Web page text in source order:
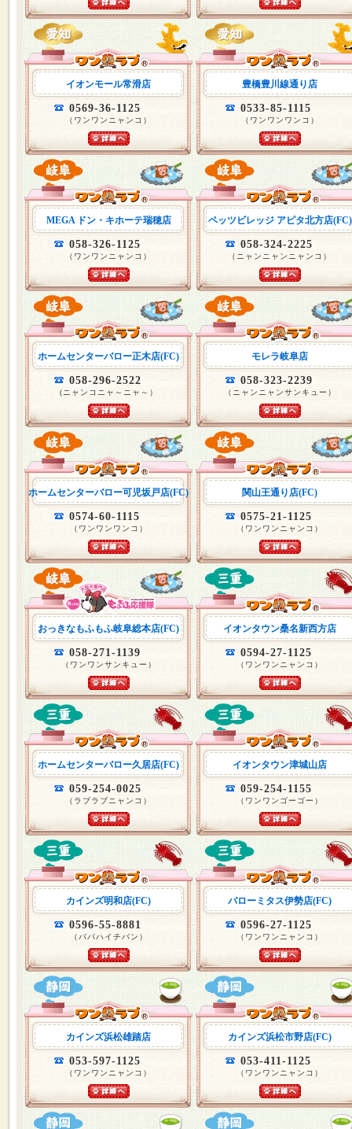
イオンモール常滑店
0569-36-1125
（ワンワンニャンコ）
豊橋豊川線通り店
0533-85-1115
（ワンワンワンコ）
MEGA ドン・キホーテ瑞穂店
058-326-1125
（ワンワンニャンコ）
ペッツビレッジ アピタ北方店(FC)
058-324-2225
（ニャンニャンニャンコ）
ホームセンターバロー正木店(FC)
058-296-2522
(ニャンコニャ～ニャ～）
モレラ岐阜店
058-323-2239
（ニャンニャンサンキュー）
ホームセンターバロー可児坂戸店(FC)
0574-60-1115
（ワンワンワンコ）
関山王通り店(FC)
0575-21-1125
（ワンワンニャンコ）
おっきなもふもふ岐阜総本店(FC)
058-271-1139
（ワンワンサンキュー）
イオンタウン桑名新西方店
0594-27-1125
（ワンワンニャンコ）
ホームセンターバロー久居店(FC)
059-254-0025
（ラブラブニャンコ）
イオンタウン津城山店
059-254-1155
（ワンワンゴーゴー）
カインズ明和店(FC)
0596-55-8881
（パパハイチバン）
バローミタス伊勢店(FC)
0596-27-1125
（ワンワンニャンコ）
カインズ浜松雄踏店
053-597-1125
（ワンワンニャンコ）
カインズ浜松市野店(FC)
053-411-1125
（ワンワンニャンコ）